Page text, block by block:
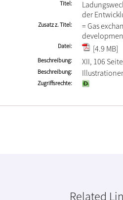
Titel
der
Zusatz z. Titel
= Gas
Datei [4.9 MB]
Beschreibung XII, 106
Beschreibung
Zugriffsrechte
Related